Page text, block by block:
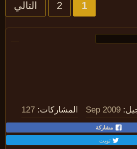
التالي
Sep 2009 المشاركات: 127
مشاركة
تويت